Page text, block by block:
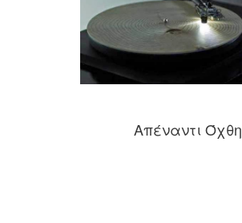
Απέναντι Όχθη